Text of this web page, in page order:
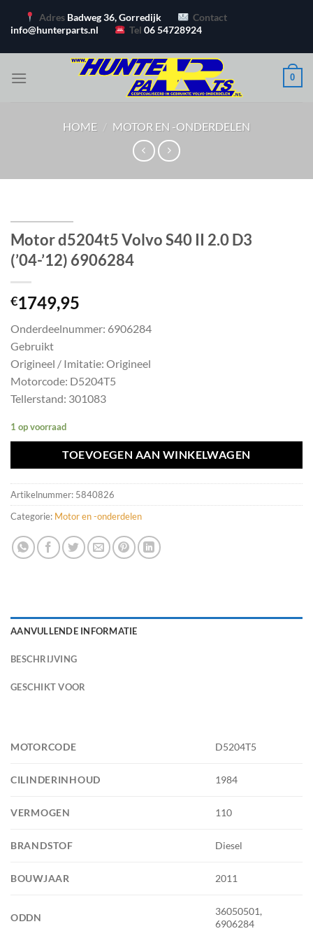
naar
Adres Badweg 36, Gorredijk
Contact
info@hunterparts.nl
Tel06 54728924
0
HOME / MOTOR EN -ONDERDELEN
Motor d5204t5 Volvo S40 II 2.0 D3
(’04-’12) 6906284
€1749,95
Onderdeelnummer: 6906284
Gebruikt
Origineel / Imitatie: Origineel
Motorcode: D5204T5
Tellerstand: 301083
1 op voorraad
TOEVOEGEN AAN WINKELWAGEN
Artikelnummer: 5840826
Categorie: Motor en -onderdelen
AANVULLENDE INFORMATIE
BESCHRIJVING
GESCHIKT VOOR
MOTORCODE D5204T5
CILINDERINHOUD 1984
VERMOGEN 110
BRANDSTOF Diesel
BOUWJAAR 2011
ODDN
36050501,
6906284